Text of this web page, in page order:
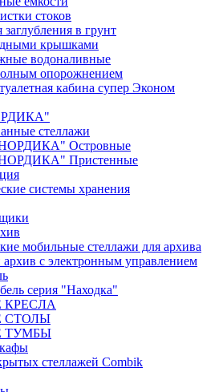
стоков
в грунт
крышками
водоналивные
опорожнением
кабина супер Эконом
стеллажи
Островные
Пристенные
системы хранения
мобильные стеллажи для архива
с электронным управлением
серия "Находка"
СТОЛЫ
ТУМБЫ
стеллажей Combik